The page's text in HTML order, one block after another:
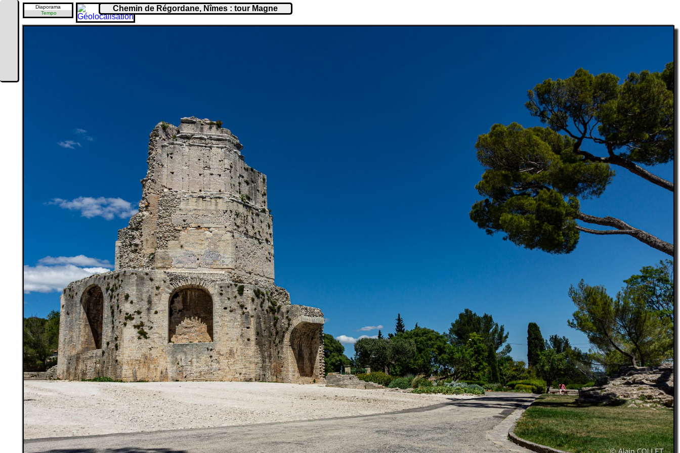
Diaporama
Tempo
Chemin de Régordane, Nîmes : tour Magne